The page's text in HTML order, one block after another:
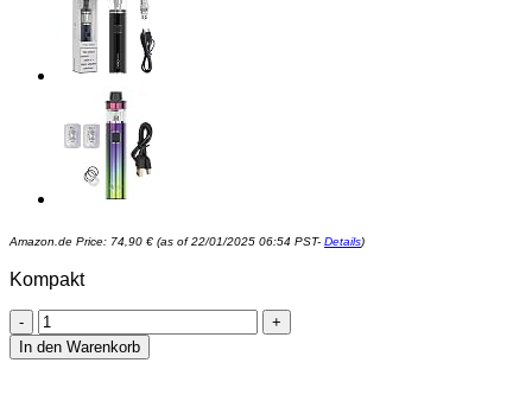
Amazon.de Price: 74,90 € (as of 22/01/2025 06:54 PST- Details)
Kompakt
Smok
X-
Priv
In den Warenkorb